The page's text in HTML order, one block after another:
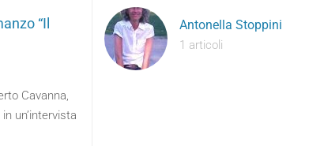
“Il
Cavanna,
un’intervista
Antonella Stoppini
1 articoli